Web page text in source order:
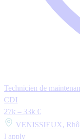
Technicien de
CDI
27k – 33k €
VENISSIEUX,
I apply